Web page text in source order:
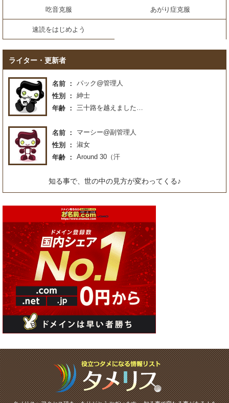
吃音克服 あがり症克服
速読をはじめよう
ライター・更新者
名前
パック@管理人
性別
紳士
年齢
三十路を越えました…
名前
マーシー@副管理人
性別
淑女
年齢
Around 30（汗
知る事で、世の中の見方が変わってくる♪